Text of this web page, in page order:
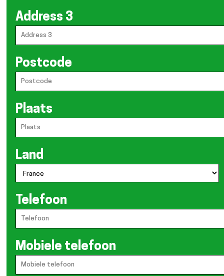
Address 3
Postcode
Plaats
Land
Telefoon
Mobiele telefoon